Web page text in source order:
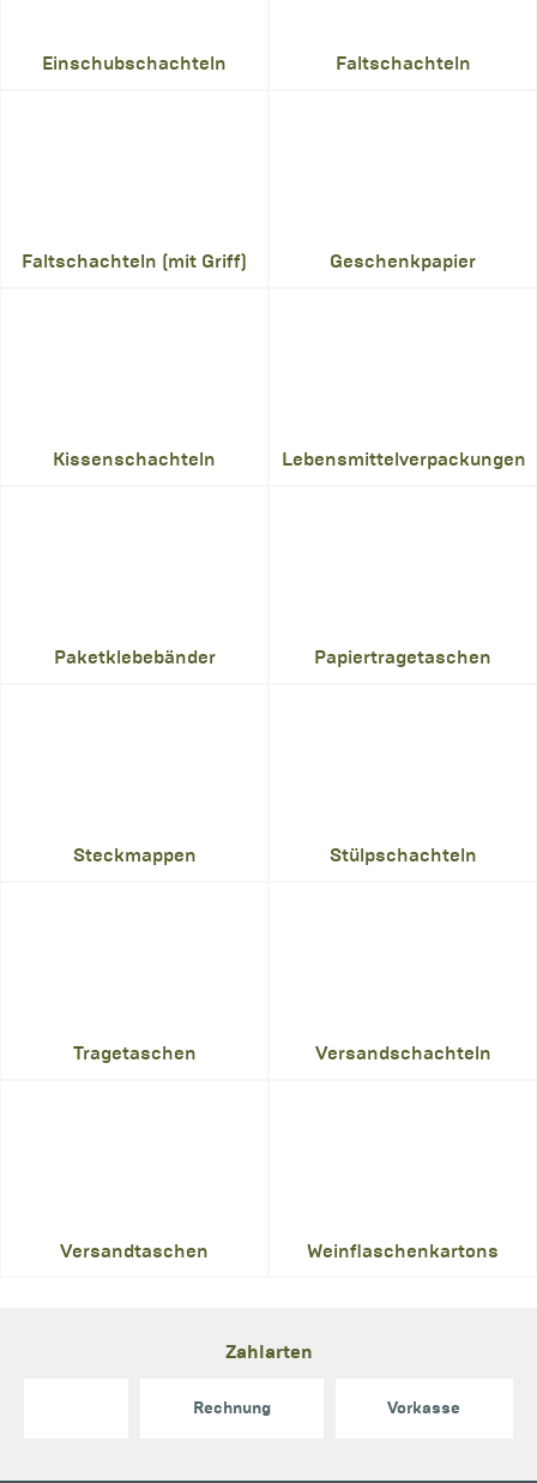
Einschubschachteln Faltschachteln
Faltschachteln (mit Griff) Geschenkpapier
Kissenschachteln Lebensmittelverpackungen
Paketklebebänder Papiertragetaschen
Steckmappen Stülpschachteln
Tragetaschen Versandschachteln
Versandtaschen Weinflaschenkartons
Zahlarten
Rechnung Vorkasse